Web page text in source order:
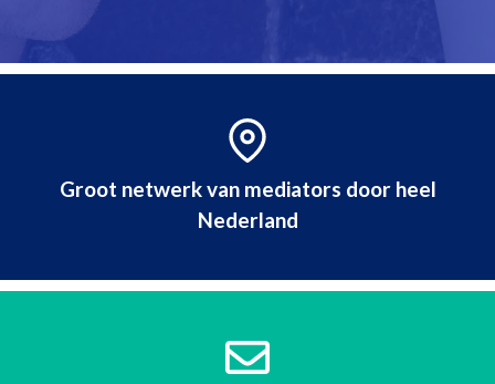
Groot netwerk van mediators door heel
Nederland